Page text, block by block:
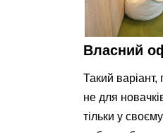
Власний
Такий
не для
тільки у